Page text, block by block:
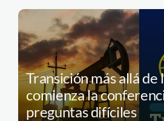
Transición más allá de
comienza la
preguntas difíciles